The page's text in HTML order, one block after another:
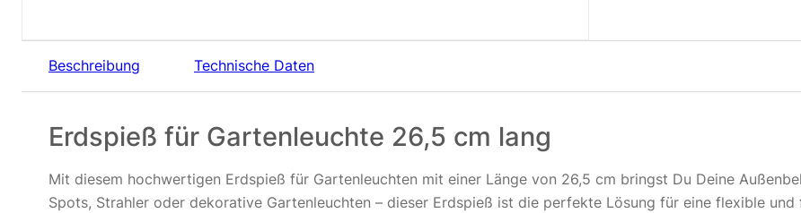
Beschreibung Technische Daten
Erdspieß für Gartenleuchte 26,5 cm lang
Mit diesem hochwertigen Erdspieß für Gartenleuchten mit einer Länge von 26,5 cm bringst Du Deine
Spots, Strahler oder dekorative Gartenleuchten – dieser Erdspieß ist die perfekte Lösung für eine flexible und